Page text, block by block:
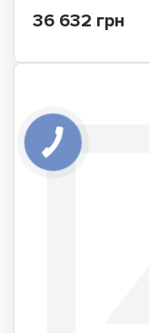
36 632 грн